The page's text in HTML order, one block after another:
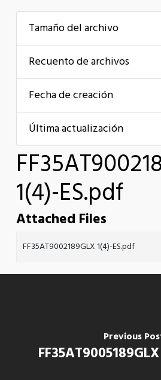
Tamaño del archivo
Recuento de archivos
Fecha de creación
Última actualización
1(4)-ES.pdf
Attached Files
FF35AT9002189GLX 1(4)-ES.pdf
Previous